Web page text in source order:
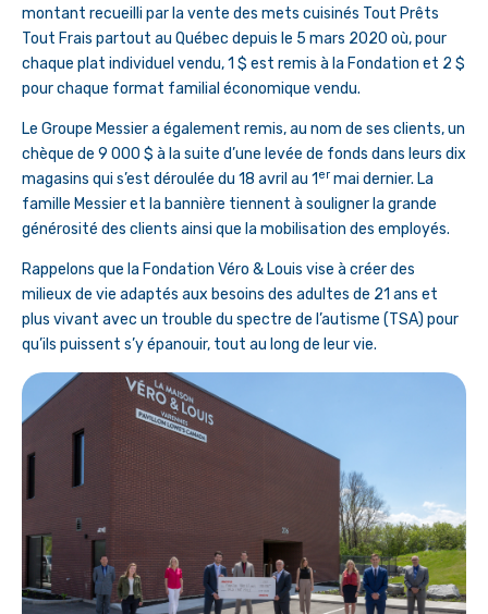
montant recueilli par la vente des mets cuisinés Tout Prêts
Tout Frais partout au Québec depuis le 5 mars 2020 où, pour
chaque plat individuel vendu, 1 $ est remis à la Fondation et 2 $
pour chaque format familial économique vendu.
Le Groupe Messier a également remis, au nom de ses clients, un
chèque de 9 000 $ à la suite d’une levée de fonds dans leurs dix
magasins qui s’est déroulée du 18 avril au 1 er mai dernier. La
famille Messier et la bannière tiennent à souligner la grande
générosité des clients ainsi que la mobilisation des employés.
Rappelons que la Fondation Véro & Louis vise à créer des
milieux de vie adaptés aux besoins des adultes de 21 ans et
plus vivant avec un trouble du spectre de l’autisme (TSA) pour
qu’ils puissent s’y épanouir, tout au long de leur vie.